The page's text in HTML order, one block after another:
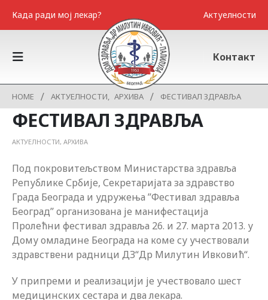
Када ради мој лекар? Актуелности
Контакт
HOME АКТУЕЛНОСТИ, АРХИВА ФЕСТИВАЛ ЗДРАВЉА
ФЕСТИВАЛ ЗДРАВЉА
АКТУЕЛНОСТИ, АРХИВА
Под покровитељством Министарства здравља
Републике Србије, Секретаријата за здравство
Града Београда и удружења ’’Фестивал здравља
Београд’’ организована је манифестација
Пролећни фестивал здравља 26. и 27. марта 2013. у
Дому омладине Београда на коме су учествовали
здравствени радници ДЗ“Др Милутин Ивковић“.
У припреми и реализацији је учествовало шест
медицинских сестара и два лекара.